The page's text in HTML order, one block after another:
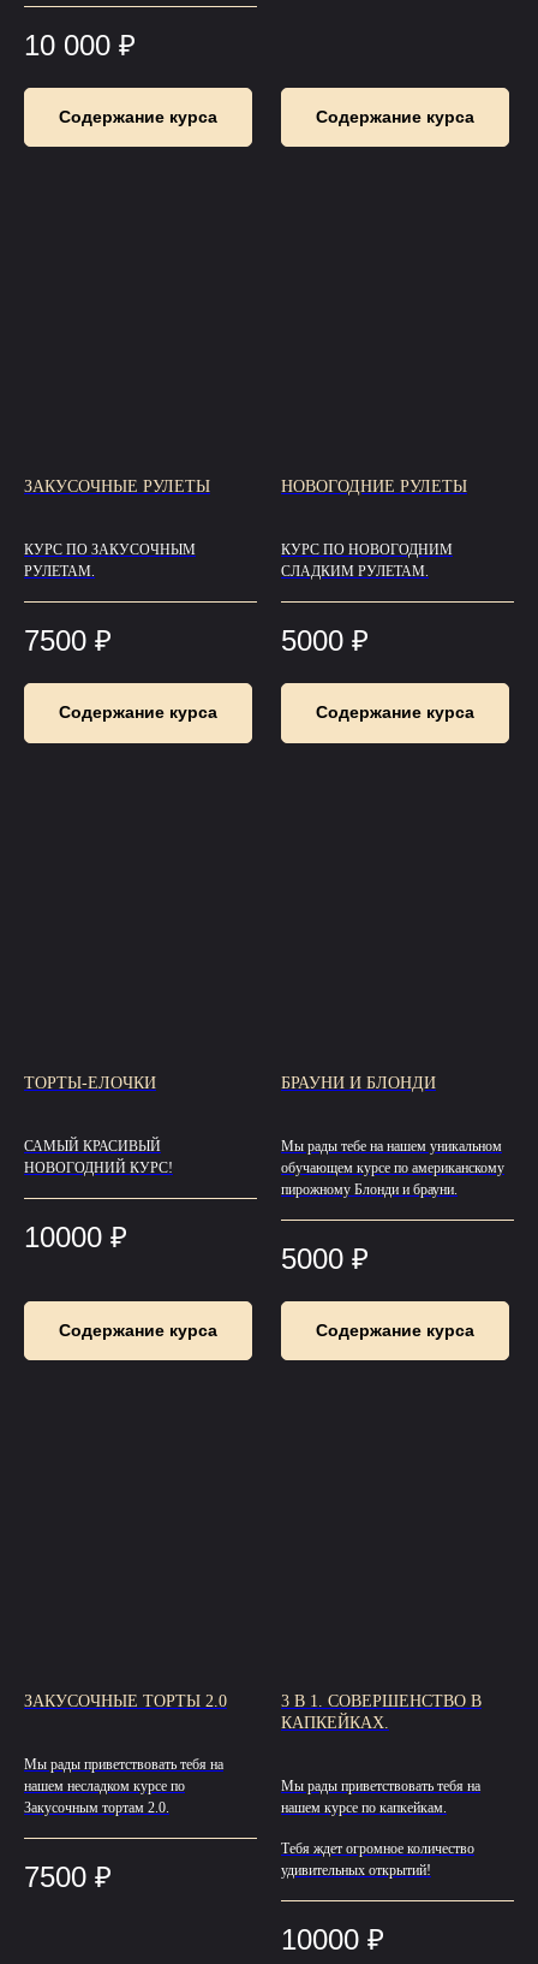
10 000 ₽
Содержание курса Содержание курса
ЗАКУСОЧНЫЕ РУЛЕТЫ
КУРС ПО ЗАКУСОЧНЫМ
РУЛЕТАМ.
7500 ₽
Содержание курса
НОВОГОДНИЕ РУЛЕТЫ
КУРС ПО НОВОГОДНИМ
СЛАДКИМ РУЛЕТАМ.
5000 ₽
Содержание курса
ТОРТЫ-ЕЛОЧКИ
САМЫЙ КРАСИВЫЙ
НОВОГОДНИЙ КУРС!
10000 ₽
Содержание курса
БРАУНИ И БЛОНДИ
Мы рады тебе на нашем уникальном
обучающем курсе по американскому
пирожному Блонди и брауни.
5000 ₽
Содержание курса
ЗАКУСОЧНЫЕ ТОРТЫ 2.0
Мы рады приветствовать тебя на
нашем несладком курсе по
Закусочным тортам 2.0.
7500 ₽
3 В 1. СОВЕРШЕНСТВО В
КАПКЕЙКАХ.
Мы рады приветствовать тебя на
нашем курсе по капкейкам.
Тебя ждет огромное количество
удивительных открытий!
10000 ₽